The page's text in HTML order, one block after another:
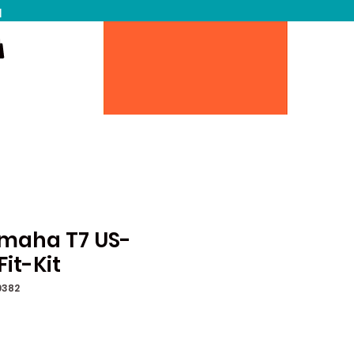
T7 US-
Kit